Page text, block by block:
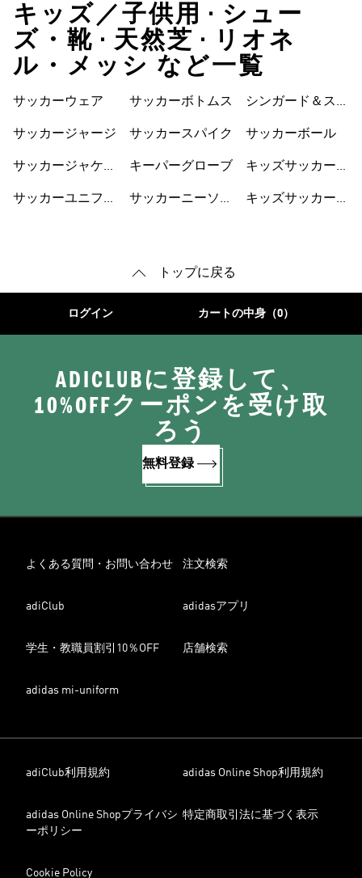
キッズ／子供用 • シュー
ズ・靴 • 天然芝 • リオネ
ル・メッシ など一覧
サッカーウェア
サッカージャージ
サッカージャケッ
サッカーユニフォ
サッカーボトムス
サッカースパイク
キーパーグローブ
サッカーニーソッ
シンガード＆スト
サッカーボール
キッズサッカーウ
キッズサッカーシ
トップに戻る
ログイン カートの中身（0）
ADICLUBに登録して、
10%OFFクーポンを受け取
ろう
無料登録
よくある質問・お問い合わせ 注文検索
adiClub adidasアプリ
学生・教職員割引10％OFF 店舗検索
adidas mi-uniform
adiClub利用規約 adidas Online Shop利用規約
adidas Online Shopプライバシ
ーポリシー
特定商取引法に基づく表示
Cookie Policy